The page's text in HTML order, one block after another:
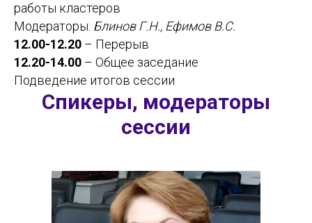
работы кластеров
Модераторы: Блинов Г.Н., Ефимов В.С.
12.00-12.20 – Перерыв
12.20-14.00 – Общее заседание
Подведение итогов сессии
Спикеры, модераторы
сессии